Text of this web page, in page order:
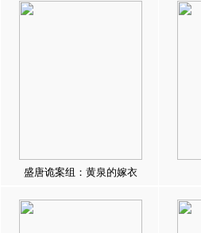
盛唐诡案组：黄泉的嫁衣